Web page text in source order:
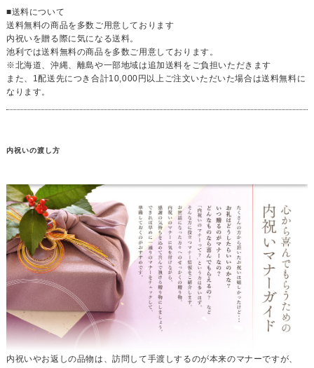
■送料について
送料無料の商品を多数ご用意しております
内祝いを贈る際に気になる送料。
池利では送料無料の商品を多数ご用意しております。
※北海道、沖縄、離島や一部地域は追加送料をご負担いただきます
また、1配送先につき合計10,000円以上ご注文いただいた場合は送料無料に
なります。
内祝いの渡し方
内祝いやお返しの品物は、訪問して手渡しするのが本来のマナーですが、